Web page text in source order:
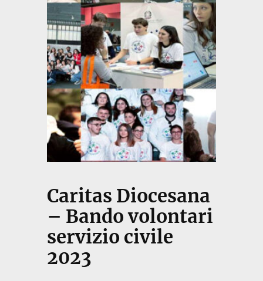
Caritas Diocesana
– Bando volontari
servizio civile
2023